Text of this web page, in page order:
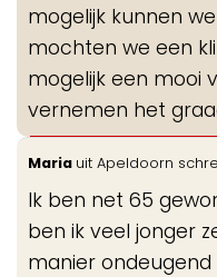
mogelijk kunnen
mochten we een
mogelijk een mooi
vernemen het
Maria uit Apeldoorn
Ik ben net 65
ben ik veel jonger
manier